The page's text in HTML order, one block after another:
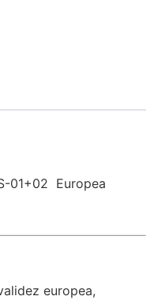
01+02 Europea
europea,